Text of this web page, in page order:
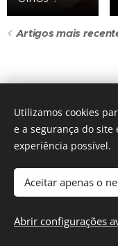
Artigos mais
TODOS OS
Hospital Privado de
/
Utilizamos cookies
e a segurança do
experiência possível.
Aceitar apenas o
Abrir configurações